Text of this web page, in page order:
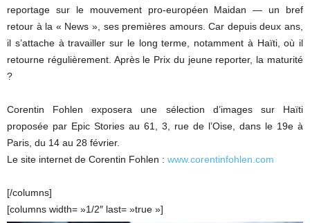
reportage sur le mouvement pro-européen Maidan — un bref
retour à la « News », ses premières amours. Car depuis deux ans,
il s’attache à travailler sur le long terme, notamment à Haïti, où il
retourne régulièrement. Après le Prix du jeune reporter, la maturité
?
Corentin Fohlen exposera une sélection d’images sur Haïti
proposée par Epic Stories au 61, 3, rue de l’Oise, dans le 19e à
Paris, du 14 au 28 février.
Le site internet de Corentin Fohlen : www.corentinfohlen.com
[/columns]
[columns width= »1/2″ last= »true »]